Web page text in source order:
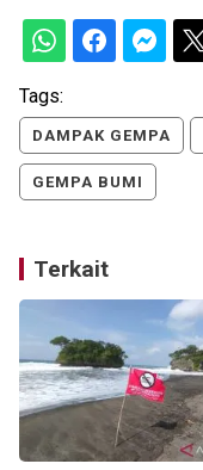
Tags:
DAMPAK GEMPA
GEMPA BUMI
Terkait